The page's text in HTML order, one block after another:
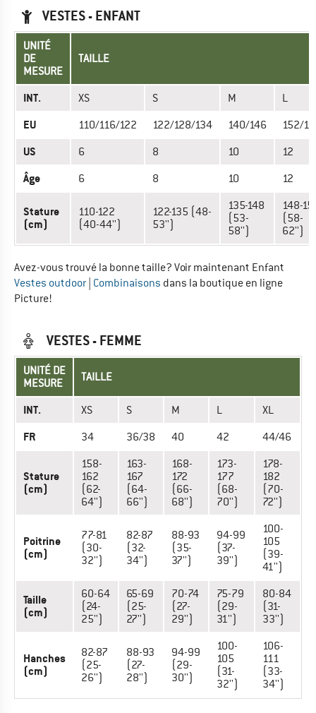
VESTES - ENFANT
UNITÉ
DE
MESURE
TAILLE
INT. XS S M L
EU 110/116/122 122/128/134 140/146 152/
US 6 8 10 12
Âge 6 8 10 12
Stature
(cm)
110-122
(40-44'')
122-135 (48-
53'')
135-148
(53-
58'')
148-
(58-
62'')
Avez-vous trouvé la bonne taille? Voir maintenant Enfant
Vestes outdoor Combinaisons dans la boutique en ligne
Picture!
VESTES - FEMME
UNITÉ DE
MESURE
TAILLE
INT. XS S M L XL
FR 34 36/38 40 42 44/46
Stature
(cm)
158-
162
(62-
64'')
163-
167
(64-
66'')
168-
172
(66-
68'')
173-
177
(68-
70'')
178-
182
(70-
72'')
Poitrine
(cm)
77-81
(30-
32'')
82-87
(32-
34'')
88-93
(35-
37'')
94-99
(37-
39'')
100-
105
(39-
41'')
Taille
(cm)
60-64
(24-
25'')
65-69
(25-
27'')
70-74
(27-
29'')
75-79
(29-
31'')
80-84
(31-
33'')
Hanches
(cm)
82-87
(25-
26'')
88-93
(27-
28'')
94-99
(29-
30'')
100-
105
(31-
32'')
106-
111
(33-
34'')